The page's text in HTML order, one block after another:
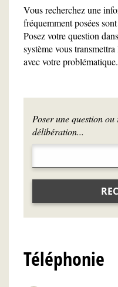
Vous recherchez une
fréquemment posées
Posez votre question
système vous
avec votre problématique.
Poser une question
délibération...
Téléphonie